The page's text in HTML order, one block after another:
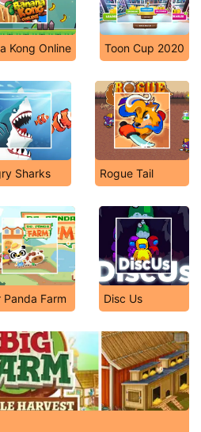
Kong Online Toon Cup 2020
Sharks Rogue Tail
Panda Farm Disc Us